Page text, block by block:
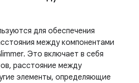
для обеспечения
между компонентами
Это включает в себя
расстояние между
элементы, определяющие